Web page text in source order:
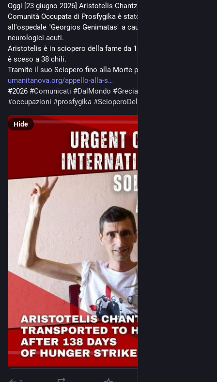
Oggi [23 giugno 2026] Aristotelis Chantzis, membro della
Comunità Occupata di Prosfygika è stato trasportato
all'ospedale "Georgios Genimatas" a causa di sintomi
neurologici acuti.
Aristotelis è in sciopero della fame da 138 giorni e il suo peso
è sceso a 38 chili.
Tramite il suo Sciopero fino alla Morte per la V
umanitanova.org/appello-alla-s
#2026 #Comunicati #DalMondo #Grecia
#occupazioni #prosfygika #ScioperoDellaFame
Hide